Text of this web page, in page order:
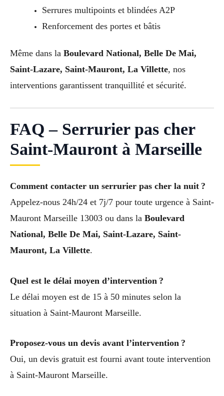
Serrures multipoints et blindées A2P
Renforcement des portes et bâtis
Même dans la Boulevard National, Belle De Mai,
Saint-Lazare, Saint-Mauront, La Villette, nos
interventions garantissent tranquillité et sécurité.
FAQ – Serrurier pas cher
Saint-Mauront à Marseille
Comment contacter un serrurier pas cher la nuit ?
Appelez-nous 24h/24 et 7j/7 pour toute urgence à Saint-
Mauront Marseille 13003 ou dans la Boulevard
National, Belle De Mai, Saint-Lazare, Saint-
Mauront, La Villette.
Quel est le délai moyen d’intervention ?
Le délai moyen est de 15 à 50 minutes selon la
situation à Saint-Mauront Marseille.
Proposez-vous un devis avant l’intervention ?
Oui, un devis gratuit est fourni avant toute intervention
à Saint-Mauront Marseille.